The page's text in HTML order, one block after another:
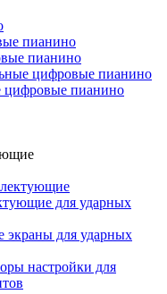
пианино
пианино
цифровые пианино
цифровые пианино
для ударных
экраны для ударных
настройки для